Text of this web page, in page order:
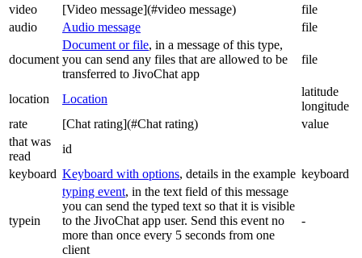
video
[Video message](#video message)
file
audio
Audio message file
document
Document or file, in a message of this type,
you can send any files that are allowed to be
transferred to JivoChat app
file
location Location
latitude
longitude
rate
[Chat rating](#Chat rating)
value
that was
read
id
keyboard Keyboard with options, details in the example keyboard
typein
typing event, in the text field of this message
you can send the typed text so that it is visible
to the JivoChat app user. Send this event no
more than once every 5 seconds from one
client
-